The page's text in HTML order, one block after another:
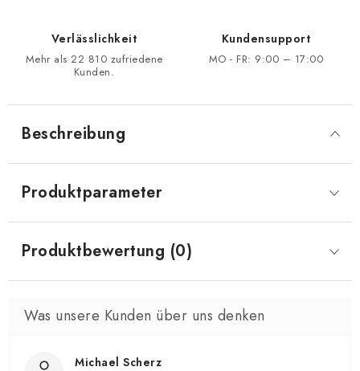
Verlässlichkeit
Mehr als 22 810 zufriedene
Kunden.
Kundensupport
MO - FR: 9:00 – 17:00
Beschreibung
Produktparameter
Produktbewertung (0)
Michael Scherz